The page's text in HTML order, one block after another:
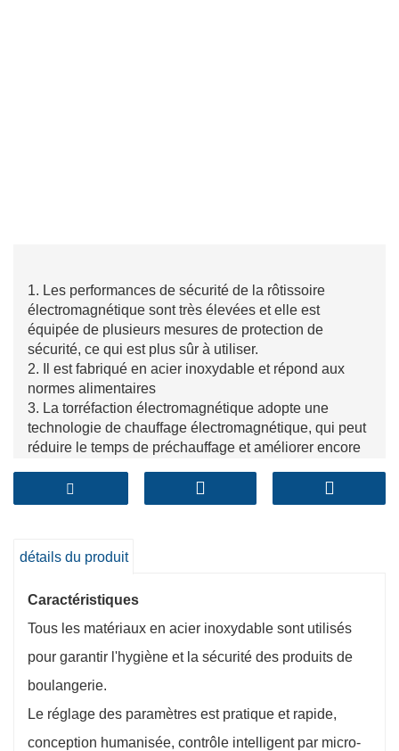
1. Les performances de sécurité de la rôtissoire
électromagnétique sont très élevées et elle est
équipée de plusieurs mesures de protection de
sécurité, ce qui est plus sûr à utiliser.
2. Il est fabriqué en acier inoxydable et répond aux
normes alimentaires
3. La torréfaction électromagnétique adopte une
technologie de chauffage électromagnétique, qui peut
réduire le temps de préchauffage et améliorer encore
détails du produit
Caractéristiques
Tous les matériaux en acier inoxydable sont utilisés
pour garantir l'hygiène et la sécurité des produits de
boulangerie.
Le réglage des paramètres est pratique et rapide,
conception humanisée, contrôle intelligent par micro-